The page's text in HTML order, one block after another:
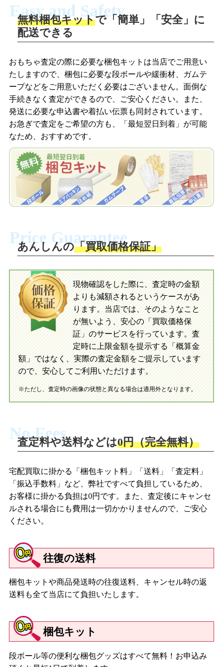
商品撮影
商品を撮影して、査定フォームから画像
を送信します。
梱包キットをメールで申し込み
査定結果をメールで確認し、梱包キット
を申し込みます。梱包キットは送料無料
でお届けします。
自宅でおもちゃを発送・梱包
梱包キットに同封する発送ガイドの手順
送。当店へ無料で発送いただけます。
入金完了
当店に査定したおもちゃがご到着後、ご
指定の口座に即日入金可能です。
買取の流れ 写真の撮影方法
LINEの友だち追加・査定画像を送信
「ジョニージョイLINE査定」を友だちに
追加し、スマートフォンなどのカメラで
撮影したおもちゃの写真をトーク中に送
梱包キットをLINEで申し込み
査定結果をLINEで確認し、梱包キットを
申し込みます。梱包キットは送料無料で
お届けします。
自宅でおもちゃを発送・梱包
ださい。お電話にて集荷依頼を行い発
送。当店へ無料で発送いただけます。
当店に査定したおもちゃがご到着後、ご
指定の口座に即日入金可能です。
初めての方へ LINE査定の流れ 写真の撮影方法
Easy and Safety
無料梱包キットで「簡単」「安全」に
配送できる
おもちゃ査定の際に必要な梱包キットは当店でご用意い
たしますので、梱包に必要な段ボールや緩衝材、ガムテ
ープなどをご用意いただく必要はございません。面倒な
手続きなく査定ができるので、ご安心ください。また、
発送に必要な申込書や着払い伝票も同封されています。
お急ぎで査定をご希望の方も、「最短翌日到着」が可能
なため、おすすめです。
Price Guarantee
あんしんの「買取価格保証」
現物確認をした際に、査定時の金額
よりも減額されるというケースがあ
ります。当店では、そのようなこと
が無いよう、安心の「買取価格保
証」のサービスを行っています。査
定時に上限金額を提示する「概算金
額」ではなく、実際の査定金額をご提示しています
ので、安心してご利用いただけます。
※ただし、査定時の画像の状態と異なる場合は適用外となります。
No Fees
査定料や送料などは0円（完全無料）
宅配買取に掛かる「梱包キット料」「送料」「査定料」
「振込手数料」など、弊社ですべて負担しているため、
お客様に掛かる負担は0円です。また、査定後にキャンセ
ルされる場合にも費用は一切かかりませんので、ご安心
ください。
往復の送料
梱包キットや商品発送時の往復送料、キャンセル時の返
送料も全て当店にて負担いたします。
梱包キット
段ボール等の便利な梱包グッズはすべて無料！お申込み